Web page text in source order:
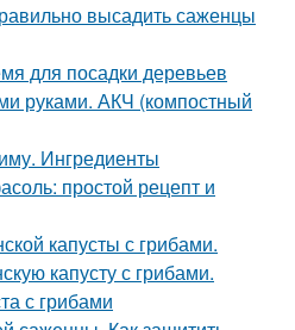
высадить саженцы
для посадки деревьев
руками. АКЧ (компостный
Ингредиенты
простой рецепт и
капусты с грибами.
капусту с грибами.
с грибами